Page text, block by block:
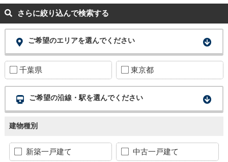
さらに絞り込んで検索する
ご希望のエリアを選んでください
千葉県 東京都
ご希望の沿線・駅を選んでください
建物種別
新築一戸建て 中古一戸建て